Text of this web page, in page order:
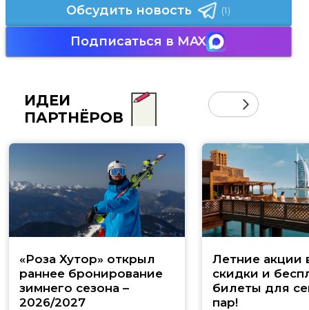
Обсудить новость (1)
Подписаться в MAX
ИДЕИ
ПАРТНЁРОВ
«Роза Хутор» открыл
раннее бронирование
зимнего сезона –
2026/2027
Летние акции
скидки и
билеты для
пар!